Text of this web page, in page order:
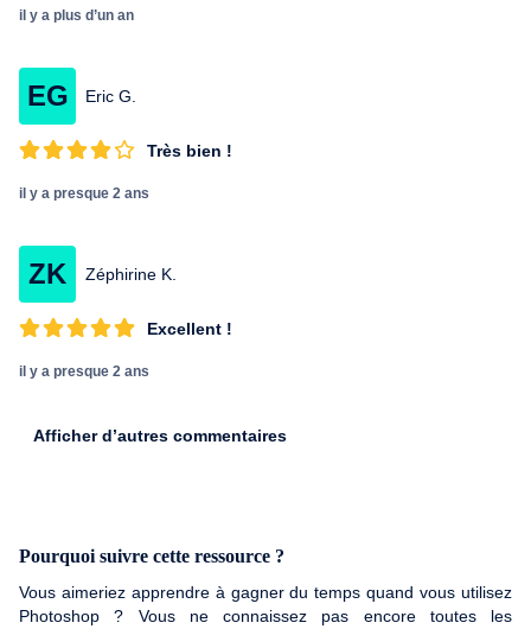
il y a plus d’un an
EG Eric G.
Très bien !
il y a presque 2 ans
ZK Zéphirine K.
Excellent !
il y a presque 2 ans
Afficher d’autres commentaires
Pourquoi suivre cette ressource ?
Vous aimeriez apprendre à gagner du temps quand vous utilisez
Photoshop ? Vous ne connaissez pas encore toutes les